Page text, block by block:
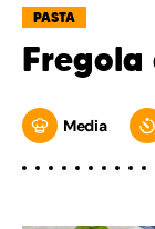
PASTA
Media